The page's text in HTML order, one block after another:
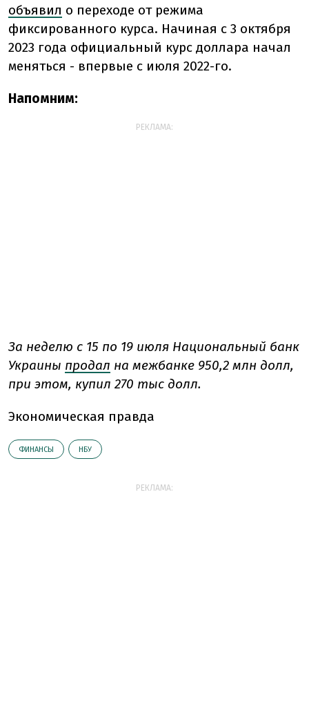
объявил о переходе от режима
фиксированного курса. Начиная с 3 октября
2023 года официальный курс доллара начал
меняться - впервые с июля 2022-го.
Напомним:
РЕКЛАМА:
За неделю с 15 по 19 июля Национальный банк
Украины продал на межбанке 950,2 млн долл,
при этом, купил 270 тыс долл.
Экономическая правда
ФИНАНСЫ НБУ
РЕКЛАМА: